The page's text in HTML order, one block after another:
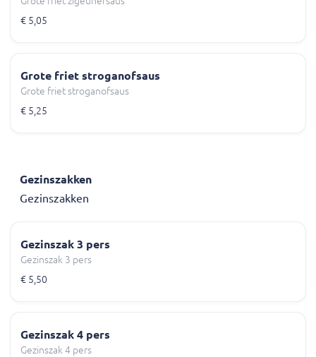
€ 5,05
Grote friet stroganofsaus
Grote friet stroganofsaus
€ 5,25
Gezinszakken
Gezinszakken
Gezinszak 3 pers
Gezinszak 3 pers
€ 5,50
Gezinszak 4 pers
Gezinszak 4 pers